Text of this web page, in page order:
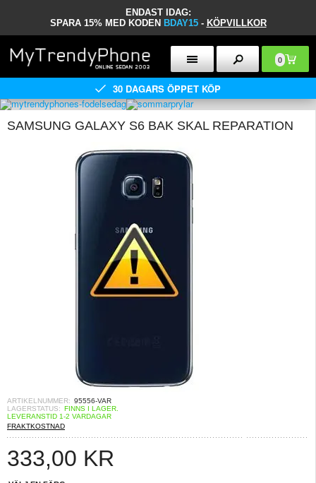
ENDAST IDAG:
SPARA 15% MED KODEN BDAY15 - KÖPVILLKOR
0
30 DAGARS ÖPPET KÖP
SAMSUNG GALAXY S6 BAK SKAL REPARATION
ARTIKELNUMMER: 95556-VAR
LAGERSTATUS: FINNS I LAGER.
LEVERANSTID 1-2 VARDAGAR
FRAKTKOSTNAD
333,00 KR